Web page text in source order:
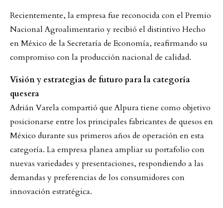
Recientemente, la empresa fue reconocida con el Premio
Nacional Agroalimentario y recibió el distintivo Hecho
en México de la Secretaría de Economía, reafirmando su
compromiso con la producción nacional de calidad.
Visión y estrategias de futuro para la categoría
quesera
Adrián Varela compartió que Alpura tiene como objetivo
posicionarse entre los principales fabricantes de quesos en
México durante sus primeros años de operación en esta
categoría. La empresa planea ampliar su portafolio con
nuevas variedades y presentaciones, respondiendo a las
demandas y preferencias de los consumidores con
innovación estratégica.